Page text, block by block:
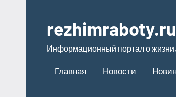
содержимому
rezhimraboty.ru
Информационный портал о
Главная Новости